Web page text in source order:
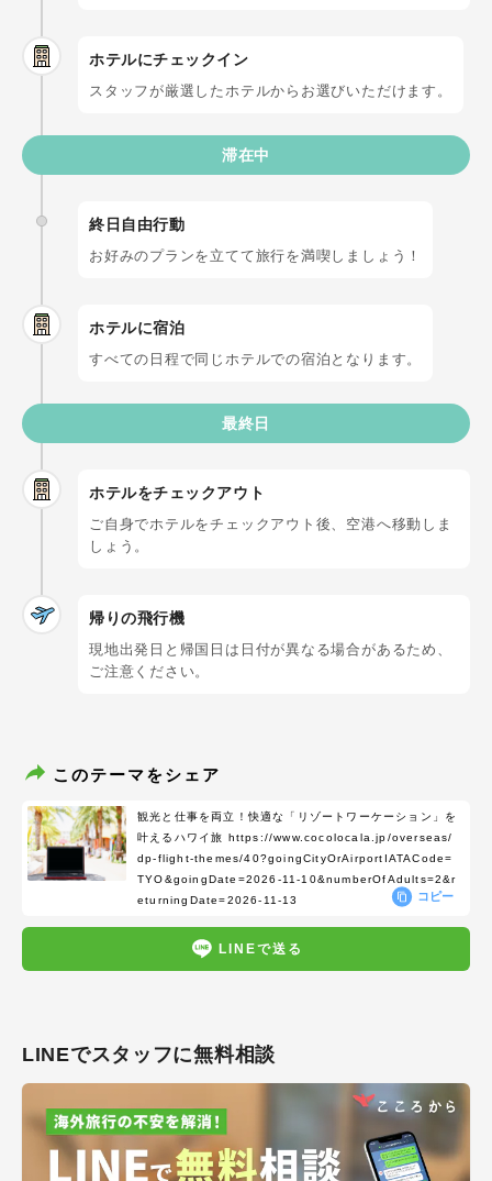
ホテルにチェックイン
スタッフが厳選したホテルからお選びいただけます。
滞在中
終日自由行動
お好みのプランを立てて旅行を満喫しましょう！
ホテルに宿泊
すべての日程で同じホテルでの宿泊となります。
最終日
ホテルをチェックアウト
ご自身でホテルをチェックアウト後、空港へ移動しま
しょう。
帰りの飛行機
現地出発日と帰国日は日付が異なる場合があるため、
ご注意ください。
このテーマをシェア
観光と仕事を両立！快適な「リゾートワーケーション」を
叶えるハワイ旅 https://www.cocolocala.jp/overseas/
dp-flight-themes/40?goingCityOrAirportIATACode=
TYO&goingDate=2026-11-10&numberOfAdults=2&r
eturningDate=2026-11-13
コピー
LINEで送る
LINEでスタッフに無料相談